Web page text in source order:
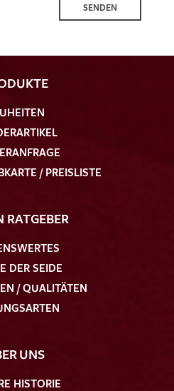
SENDEN
/ PREISLISTE
RATGEBER
DER SEIDE
/ QUALITÄTEN
UNS
HISTORIE